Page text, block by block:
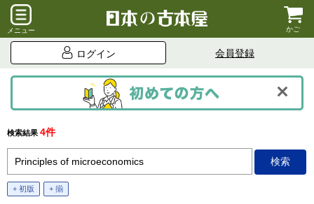
メニュー かご
ログイン 会員登録
検索結果 4件
+ 初版 + 揃